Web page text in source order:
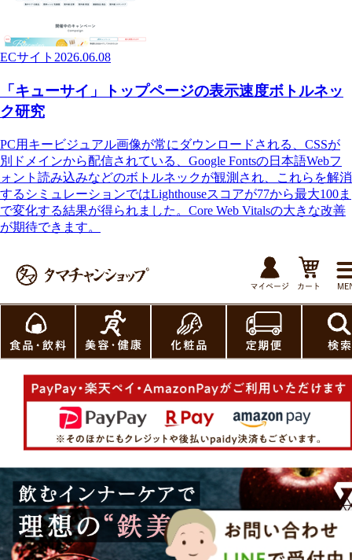
ECサイト 2026.06.08
「キューサイ」トップページの表示速度ボトルネッ
ク研究
PC用キービジュアル画像が常にダウンロードされる、CSSが
別ドメインから配信されている、Google Fontsの日本語Webフ
ォント読み込みなどのボトルネックが観測され、これらを解消
するシミュレーションではLighthouseスコアが77から最大100ま
で変化する結果が得られました。Core Web Vitalsの大きな改善
が期待できます。